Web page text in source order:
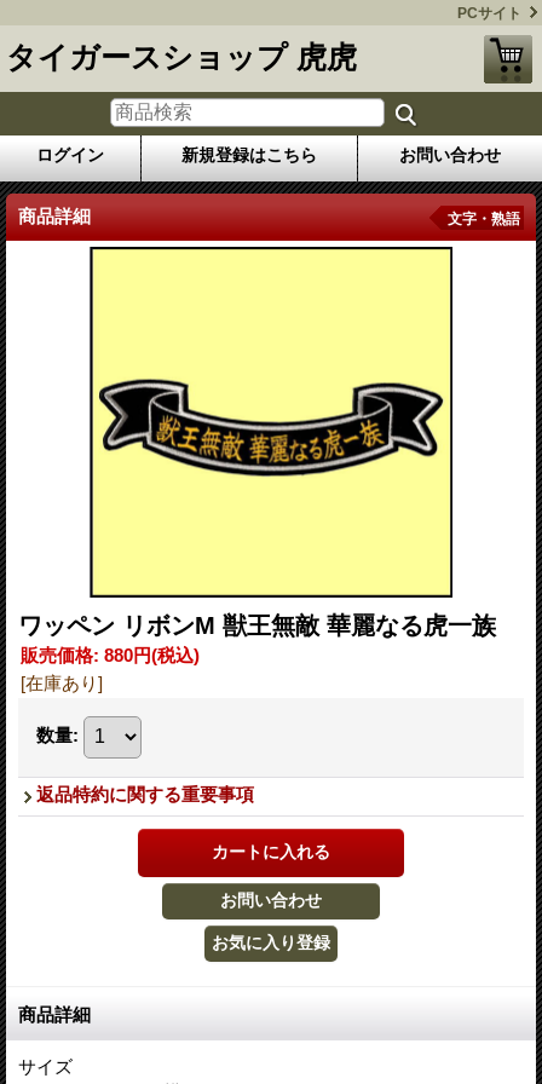
PCサイト
タイガースショップ 虎虎
ログイン 新規登録はこちら お問い合わせ
商品詳細 文字・熟語
ワッペン リボンM 獣王無敵 華麗なる虎一族
販売価格: 880円(税込)
[在庫あり]
数量:
返品特約に関する重要事項
商品詳細
サイズ